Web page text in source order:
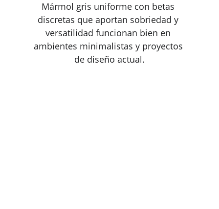
Mármol gris uniforme con betas
discretas que aportan sobriedad y
versatilidad funcionan bien en
ambientes minimalistas y proyectos
de diseño actual.